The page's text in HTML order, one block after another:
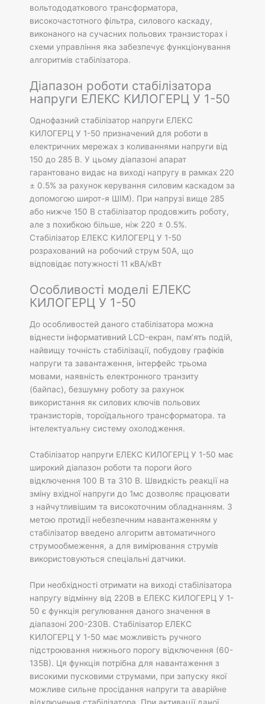
вольтододаткового трансформатора,
високочастотного фільтра, силового каскаду,
виконаного на сучасних польових транзисторах і
схеми управління яка забезпечує функціонування
алгоритмів стабілізатора.
Діапазон роботи стабілізатора
напруги ЕЛЕКС КИЛОГЕРЦ У 1-50
Однофазний стабілізатор напруги ЕЛЕКС
КИЛОГЕРЦ У 1-50 призначений для роботи в
електричних мережах з коливаннями напруги від
150 до 285 В. У цьому діапазоні апарат
гарантовано видає на виході напругу в рамках 220
± 0.5% за рахунок керування силовим каскадом за
допомогою широт-я ШІМ). При напрузі вище 285
або нижче 150 В стабілізатор продовжить роботу,
але з похибкою більше, ніж 220 ± 0.5%.
Стабілізатор ЕЛЕКС КИЛОГЕРЦ У 1-50
розрахований на робочий струм 50А, що
відповідає потужності 11 кВА/кВт
Особливості моделі ЕЛЕКС
КИЛОГЕРЦ У 1-50
До особливостей даного стабілізатора можна
віднести інформативний LCD-екран, пам’ять подій,
найвищу точність стабілізації, побудову графіків
напруги та завантаження, інтерфейс трьома
мовами, наявність електронного транзиту
(байпас), безшумну роботу за рахунок
використання як силових ключів польових
транзисторів, тороїдального трансформатора. та
інтелектуальну систему охолодження.
Стабілізатор напруги ЕЛЕКС КИЛОГЕРЦ У 1-50 має
широкий діапазон роботи та пороги його
відключення 100 В та 310 В. Швидкість реакції на
зміну вхідної напруги до 1мс дозволяє працювати
з найчутливішим та високоточним обладнанням. З
метою протидії небезпечним навантаженням у
стабілізатор введено алгоритм автоматичного
струмообмеження, а для вимірювання струмів
використовуються спеціальні датчики.
При необхідності отримати на виході стабілізатора
напругу відмінну від 220В в ЕЛЕКС КИЛОГЕРЦ У 1-
50 є функція регулювання даного значення в
діапазоні 200-230В. Стабілізатор ЕЛЕКС
КИЛОГЕРЦ У 1-50 має можливість ручного
підстроювання нижнього порогу відключення (60-
135В). Ця функція потрібна для навантаження з
високими пусковими струмами, при запуску якої
можливе сильне просідання напруги та аварійне